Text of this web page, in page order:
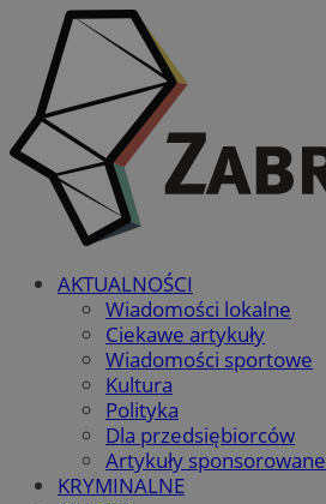
AKTUALNOŚCI
Wiadomości lokalne
Ciekawe artykuły
Wiadomości sportowe
Kultura
Polityka
Dla przedsiębiorców
Artykuły sponsorowane
KRYMINALNE